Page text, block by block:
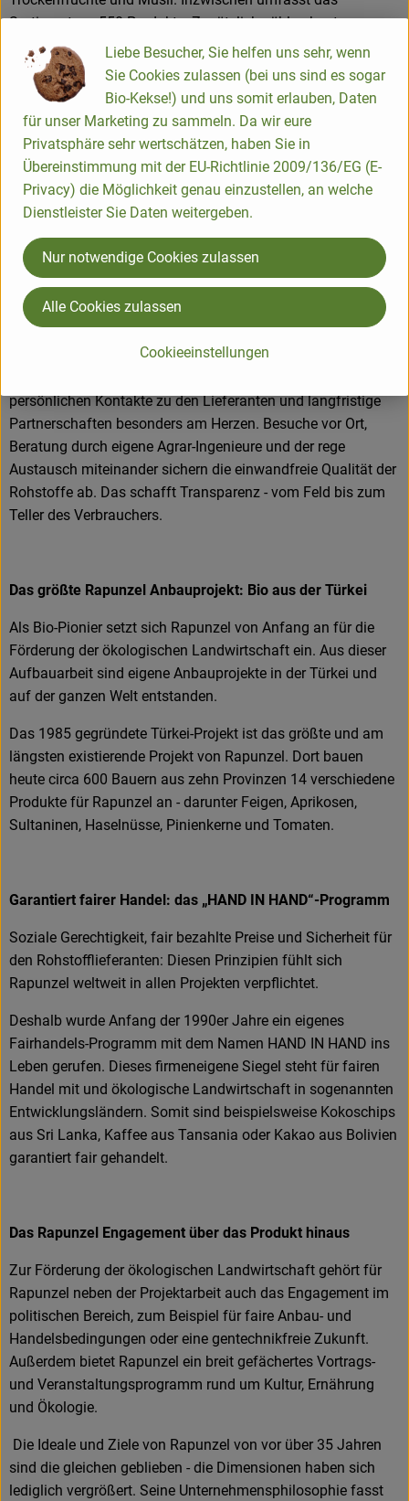
Sortiment ca. 550 Produkte. Zusätzlich zählen heute
Erzeugnisse wie Teigwaren, Speiseöle, Schokoladen und
Kaffee zum Kernsortiment. Die Hälfte dieser Produkte wird in
Legau im Allgäu hergestellt oder verarbeitet.
Produkte in bester Bio-Qualität
Produktqualität steht bei Rapunzel an erster Stelle. Das
Schlüsselposition im Unternehmen ein. Die Kontrollen der
Rohstoffe beginnen bereits auf dem Feld. Bei Wareneingang
werden alle Rohstoffe und Produkte beprobt. Zusätzlich
werden sie durch anerkannte externe Labors unabhängig
persönlichen Kontakte zu den Lieferanten und langfristige
Partnerschaften besonders am Herzen. Besuche vor Ort,
Beratung durch eigene Agrar-Ingenieure und der rege
Austausch miteinander sichern die einwandfreie Qualität der
Rohstoffe ab. Das schafft Transparenz - vom Feld bis zum
Teller des Verbrauchers.
Das größte Rapunzel Anbauprojekt: Bio aus der Türkei
Als Bio-Pionier setzt sich Rapunzel von Anfang an für die
Förderung der ökologischen Landwirtschaft ein. Aus dieser
Aufbauarbeit sind eigene Anbauprojekte in der Türkei und
auf der ganzen Welt entstanden.
Das 1985 gegründete Türkei-Projekt ist das größte und am
längsten existierende Projekt von Rapunzel. Dort bauen
heute circa 600 Bauern aus zehn Provinzen 14 verschiedene
Produkte für Rapunzel an - darunter Feigen, Aprikosen,
Sultaninen, Haselnüsse, Pinienkerne und Tomaten.
Garantiert fairer Handel: das „HAND IN HAND“-Programm
Soziale Gerechtigkeit, fair bezahlte Preise und Sicherheit für
den Rohstofflieferanten: Diesen Prinzipien fühlt sich
Rapunzel weltweit in allen Projekten verpflichtet.
Deshalb wurde Anfang der 1990er Jahre ein eigenes
Fairhandels-Programm mit dem Namen HAND IN HAND ins
Leben gerufen. Dieses firmeneigene Siegel steht für fairen
Handel mit und ökologische Landwirtschaft in sogenannten
Entwicklungsländern. Somit sind beispielsweise Kokoschips
aus Sri Lanka, Kaffee aus Tansania oder Kakao aus Bolivien
garantiert fair gehandelt.
Das Rapunzel Engagement über das Produkt hinaus
Zur Förderung der ökologischen Landwirtschaft gehört für
Rapunzel neben der Projektarbeit auch das Engagement im
politischen Bereich, zum Beispiel für faire Anbau- und
Handelsbedingungen oder eine gentechnikfreie Zukunft.
Außerdem bietet Rapunzel ein breit gefächertes Vortrags-
und Veranstaltungsprogramm rund um Kultur, Ernährung
und Ökologie.
Die Ideale und Ziele von Rapunzel von vor über 35 Jahren
sind die gleichen geblieben - die Dimensionen haben sich
lediglich vergrößert. Seine Unternehmensphilosophie fasst
Liebe Besucher, Sie helfen uns sehr, wenn
Sie Cookies zulassen (bei uns sind es sogar
Bio-Kekse!) und uns somit erlauben, Daten
für unser Marketing zu sammeln. Da wir eure
Privatsphäre sehr wertschätzen, haben Sie in
Übereinstimmung mit der EU-Richtlinie 2009/136/EG (E-
Privacy) die Möglichkeit genau einzustellen, an welche
Dienstleister Sie Daten weitergeben.
Cookieeinstellungen
Nur notwendige Cookies zulassen
Alle Cookies zulassen